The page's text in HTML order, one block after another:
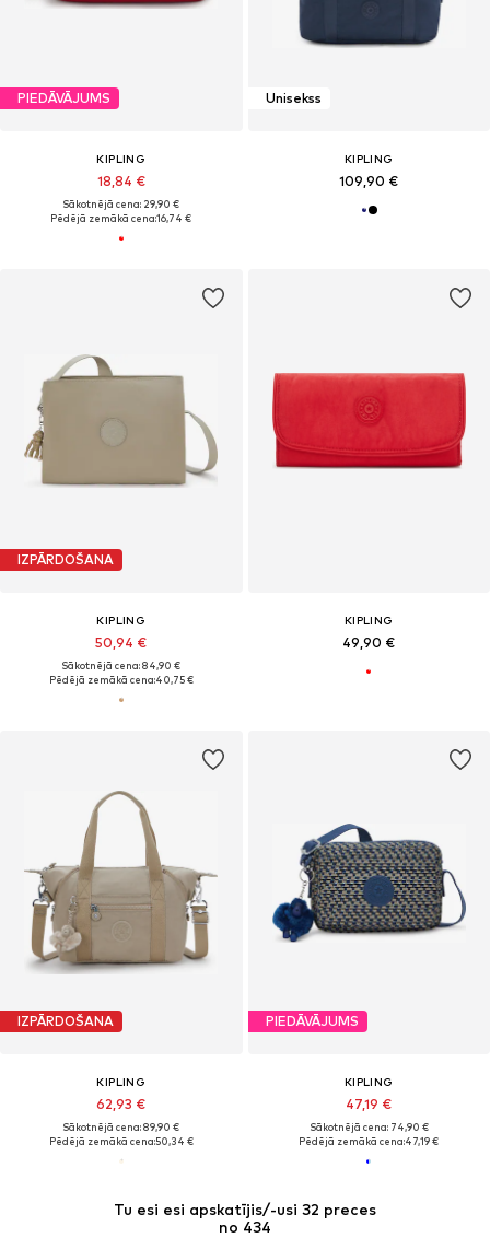
PIEDĀVĀJUMS
KIPLING
18,84 €
Sākotnējā cena: 29,90 €
Pēdējā zemākā cena:16,74 €
Unisekss
KIPLING
109,90 €
Tu esi esi apskatījis/-usi 32 preces
no 434
IZPĀRDOŠANA
KIPLING
50,94 €
Sākotnējā cena: 84,90 €
Pēdējā zemākā cena:40,75 €
KIPLING
49,90 €
IZPĀRDOŠANA
KIPLING
62,93 €
Sākotnējā cena: 89,90 €
Pēdējā zemākā cena:50,34 €
PIEDĀVĀJUMS
KIPLING
47,19 €
Sākotnējā cena: 74,90 €
Pēdējā zemākā cena:47,19 €